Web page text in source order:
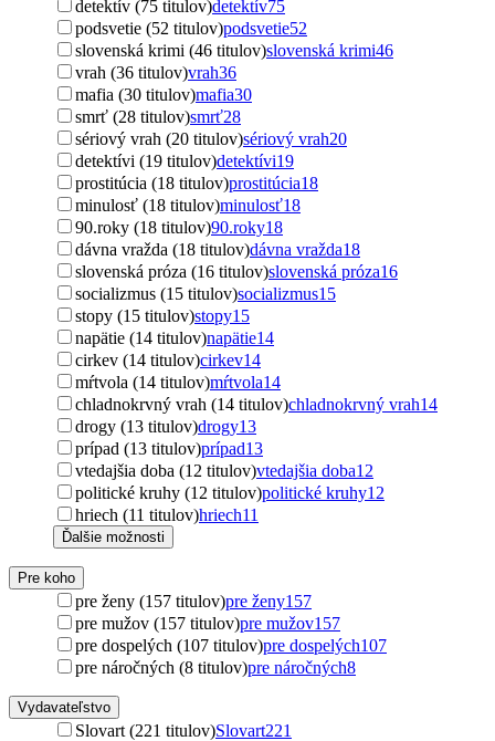
detektív (75 titulov)detektív75
podsvetie (52 titulov)podsvetie52
slovenská krimi (46 titulov)slovenská krimi46
vrah (36 titulov)vrah36
mafia (30 titulov)mafia30
smrť (28 titulov)smrť28
sériový vrah (20 titulov)sériový vrah20
detektívi (19 titulov)detektívi19
prostitúcia (18 titulov)prostitúcia18
minulosť (18 titulov)minulosť18
90.roky (18 titulov)90.roky18
dávna vražda (18 titulov)dávna vražda18
slovenská próza (16 titulov)slovenská próza16
socializmus (15 titulov)socializmus15
stopy (15 titulov)stopy15
napätie (14 titulov)napätie14
cirkev (14 titulov)cirkev14
mŕtvola (14 titulov)mŕtvola14
chladnokrvný vrah (14 titulov)chladnokrvný vrah14
drogy (13 titulov)drogy13
prípad (13 titulov)prípad13
vtedajšia doba (12 titulov)vtedajšia doba12
politické kruhy (12 titulov)politické kruhy12
hriech (11 titulov)hriech11
Ďalšie možnosti
Pre koho
pre ženy (157 titulov)pre ženy157
pre mužov (157 titulov)pre mužov157
pre dospelých (107 titulov)pre dospelých107
pre náročných (8 titulov)pre náročných8
Vydavateľstvo
Slovart (221 titulov)Slovart221